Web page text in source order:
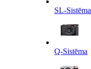
SL-Sistēma
Q-Sistēma